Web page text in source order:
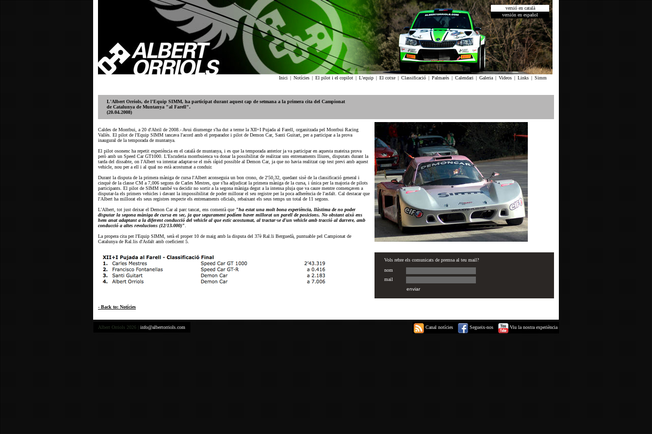
versió en català
versión en español
Inici | Notícies | El pilot i el copilot | L'equip | El cotxe | Classificació | Palmarès | Calendari | Galeria | Videos | Links | Simm
L'Albert Orriols, de l'Equip SIMM, ha participat durant aquest cap de setmana a la primera cita del Campionat
de Catalunya de Muntanya "al Farell".
(20.04.2008)
Caldes de Montbui, a 20 d'Abril de 2008.- Avui diumenge s'ha dut a terme la XII+I Pujada al Farell, organitzada pel Montbui Racing
Vallès. El pilot de l'Equip SIMM tancava l'acord amb el preparador i pilot de Demon Car, Santi Guitart, per a participar a la prova
inaugural de la temporada de muntanya.
El pilot osonenc ha repetit experiència en el català de muntanya, i es que la temporada anterior ja va participar en aquesta mateixa prova
però amb un Speed Car GT1000. L'Escuderia montbuienca va donar la possibilitat de realitzar uns entrenaments lliures, disputats durant la
tarda del dissabte, on l'Albert va intentar adaptar-se el més ràpid possible al Demon Car, ja que no havia realitzat cap test previ amb aquest
vehicle, nou per a ell i al qual no està acostumat a conduir.
Durant la disputa de la primera màniga de cursa l'Albert aconseguia un bon crono, de 2'50,32, quedant sisè de la classificació general i
cinquè de la classe CM a 7,006 segons de Carles Mestres, que s'ha adjudicat la primera màniga de la cursa, i única per la majoria de pilots
participants. El pilot de SIMM també va decidir no sortir a la segona màniga degut a la intensa pluja que va caure mentre començaven a
disputar-la els primers vehicles i davant la impossibilitat de poder millorar el seu registre per la poca adherència de l'asfalt. Cal destacar que
l'Albert ha millorat els seus registres respecte els entrenaments oficials, rebaixant els seus temps un total de 11 segons.
L'Albert, tot just deixar el Demon Car al parc tancat, ens comentà que "ha estat una molt bona experiència, llàstima de no poder
disputar la segona màniga de cursa en sec, ja que segurament podíem haver millorat un parell de posicions. No obstant això ens
hem anat adaptant a la diferent conducció del vehicle al que estic acostumat, al tractar-se d'un vehicle amb tracció al darrere, amb
conducció a altes revolucions (12/13.000)".
La propera cita per l'Equip SIMM, serà el proper 10 de maig amb la disputa del 37è Ral.li Berguedà, puntuable pel Campionat de
Catalunya de Ral.lis d'Asfalt amb coeficient 5.
- Back to: Notícies
Albert Orriols 2026 | info@albertorriols.com Canal notícies Segueix-nos Viu la nostra experiència